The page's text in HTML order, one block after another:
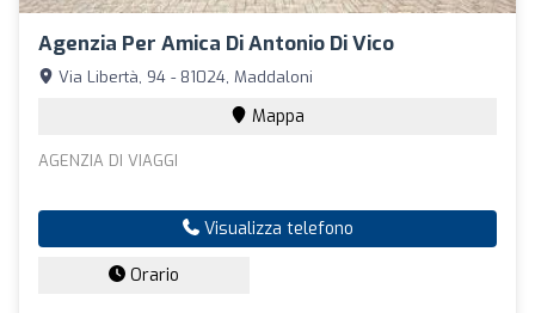
Agenzia Per Amica Di Antonio Di Vico
Via Libertà, 94 - 81024, Maddaloni
Mappa
AGENZIA DI VIAGGI
Visualizza telefono
Orario